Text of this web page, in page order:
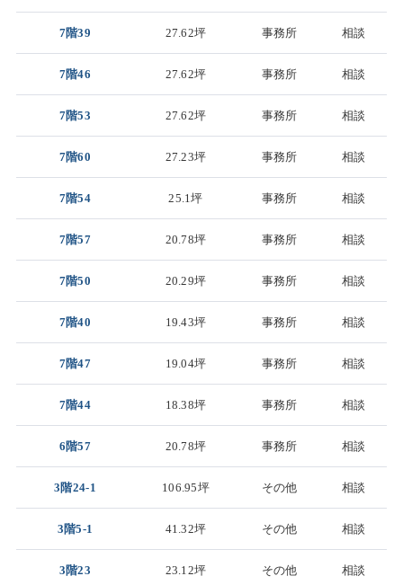
7階39 27.62坪 事務所 相談
7階46 27.62坪 事務所 相談
7階53 27.62坪 事務所 相談
7階60 27.23坪 事務所 相談
7階54 25.1坪 事務所 相談
7階57 20.78坪 事務所 相談
7階50 20.29坪 事務所 相談
7階40 19.43坪 事務所 相談
7階47 19.04坪 事務所 相談
7階44 18.38坪 事務所 相談
6階57 20.78坪 事務所 相談
3階24-1 106.95坪 その他 相談
3階5-1 41.32坪 その他 相談
3階23 23.12坪 その他 相談